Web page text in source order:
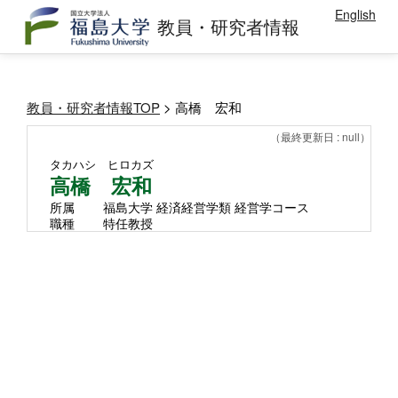
教員・研究者情報 English
教員・研究者情報TOP > 高橋 宏和
（最終更新日 : null）
タカハシ ヒロカズ
高橋 宏和
所属
福島大学 経済経営学類 経営学コース
職種
特任教授